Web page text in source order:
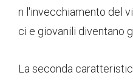
n l'invecchiamento del
ci e giovanili diventano
La seconda